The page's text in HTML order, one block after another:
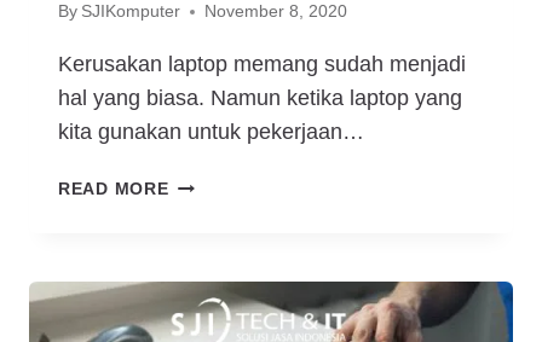
By SJIKomputer November 8, 2020
Kerusakan laptop memang sudah menjadi
hal yang biasa. Namun ketika laptop yang
kita gunakan untuk pekerjaan…
READ MOREJASA
SEKITARNYA